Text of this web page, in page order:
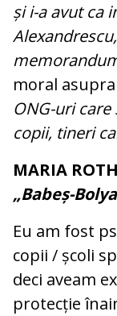
și i-a avut ca
moral
ONG-uri
copii, tineri
MARIA
„Babeș-
Eu am fost
copii / școli
deci aveam
protecție